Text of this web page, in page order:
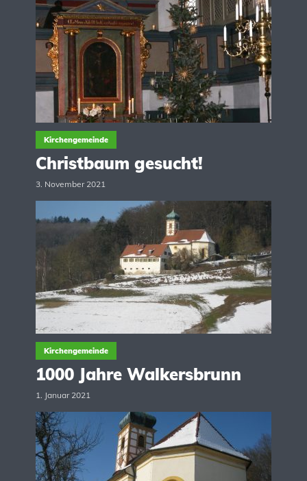
Kirchengemeinde
Christbaum gesucht!
3. November 2021
Kirchengemeinde
1000 Jahre Walkersbrunn
1. Januar 2021